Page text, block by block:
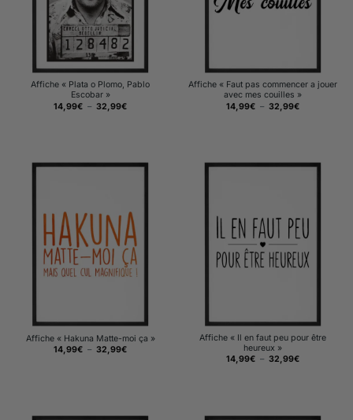
Affiche « Plata o Plomo, Pablo
Escobar »
14,99€ – 32,99€Plage
Affiche « Faut pas commencer a jouer
avec mes couilles »
14,99€ – 32,99€Plage
Affiche « Hakuna Matte-moi ça »
14,99€ – 32,99€Plage
Affiche « Il en faut peu pour être
heureux »
14,99€ – 32,99€Plage